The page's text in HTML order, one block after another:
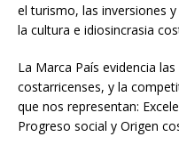
el turismo, las inversiones
la cultura e idiosincrasia
La Marca País evidencia
costarricenses, y la
que nos representan:
Progreso social y Origen